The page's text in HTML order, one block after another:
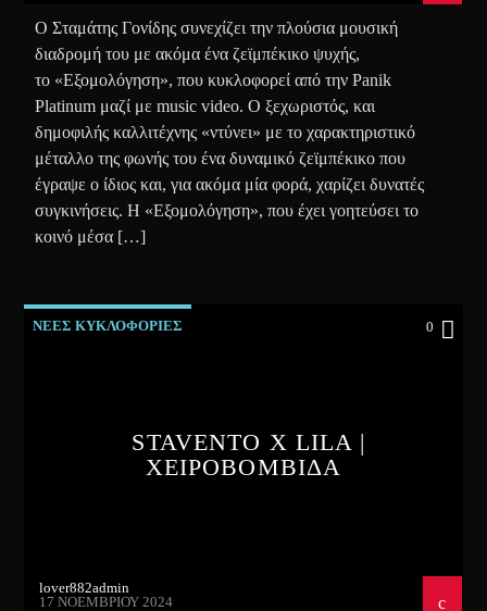
Ο Σταμάτης Γονίδης συνεχίζει την πλούσια μουσική
διαδρομή του με ακόμα ένα ζεϊμπέκικο ψυχής,
το «Εξομολόγηση», που κυκλοφορεί από την Panik
Platinum μαζί με music video. Ο ξεχωριστός, και
δημοφιλής καλλιτέχνης «ντύνει» με το χαρακτηριστικό
μέταλλο της φωνής του ένα δυναμικό ζεϊμπέκικο που
έγραψε ο ίδιος και, για ακόμα μία φορά, χαρίζει δυνατές
συγκινήσεις. Η «Εξομολόγηση», που έχει γοητεύσει το
κοινό μέσα […]
ΝΕΕΣ ΚΥΚΛΟΦΟΡΙΕΣ 0
STAVENTO X LILA |
ΧΕΙΡΟΒΟΜΒΙΔΑ
lover882admin
17 ΝΟΕΜΒΡΊΟΥ 2024